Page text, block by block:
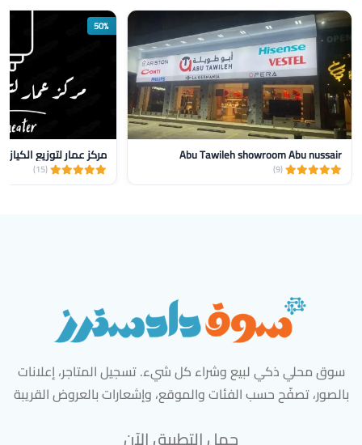
Abu Tawileh showroom Abu nussair
(9)
50%
مركز عمار لتوزيع الكيازر
(15)
سوق محلي ذكي لبيع وشراء كل شيء. تسجيل المتاجر، إعلانات
بالصور، تصفّح حسب الفئات والموقع، وإشعارات بالعروض القريبة
حمل التطبيق الآن